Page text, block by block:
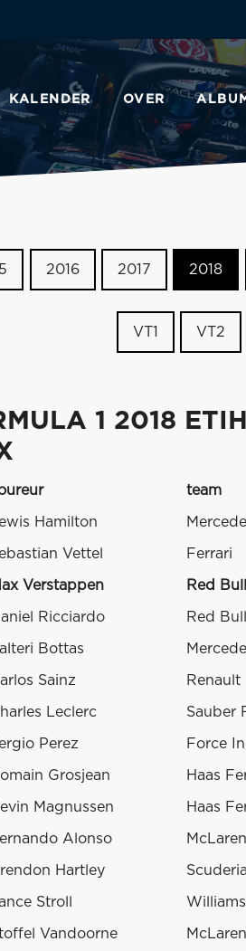
KALENDER OVER
2016 2017 2018
VT1 VT2
1 2018
team
Hamilton
Vettel Ferrari
Verstappen Red
Ricciardo Red
Bottas
Sainz Renault
Leclerc Sauber
Perez Force
Grosjean Haas
Magnussen Haas
Alonso
Hartley
Stroll
Vandoorne